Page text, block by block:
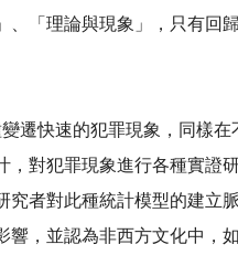
「理論與現象」，只有回
快速的犯罪現象，同樣在
對犯罪現象進行各種實證
者對此種統計模型的建立
，並認為非西方文化中，